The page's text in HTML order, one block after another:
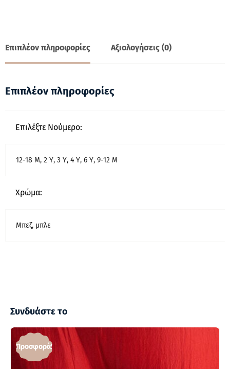
Επιπλέον πληροφορίες Αξιολογήσεις (0)
Επιπλέον πληροφορίες
Επιλέξτε Νούμερο:
12-18 Μ, 2 Υ, 3 Υ, 4 Υ, 6 Υ, 9-12 Μ
Χρώμα:
Μπεζ, μπλε
Συνδυάστε το
Προσφορά!